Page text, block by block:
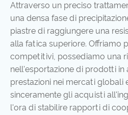
Attraverso un preciso
una densa fase di
piastre di raggiungere una
alla fatica superiore. Offriamo
competitivi, possediamo una
nell'esportazione di prodotti in
prestazioni nei mercati globali
sinceramente gli acquisti
l'ora di stabilire rapporti di